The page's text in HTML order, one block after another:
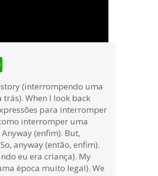
(interrompendo uma
When I look back
para interromper
interromper uma
(enfim). But,
anyway (então, enfim).
eu era criança). My
época muito legal). We